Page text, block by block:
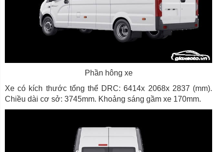
Phần hông xe
Xe có kích thước tổng thể DRC: 6414x 2068x 2837 (mm).
Chiều dài cơ sở: 3745mm. Khoảng sáng gầm xe 170mm.